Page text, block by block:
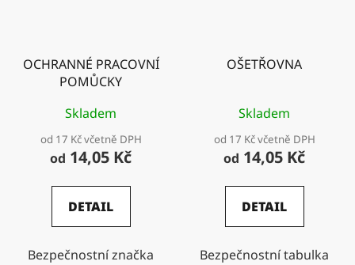
OCHRANNÉ PRACOVNÍ
POMŮCKY
Skladem
od 17 Kč včetně DPH
od 14,05 Kč
DETAIL
Bezpečnostní značka
OŠETŘOVNA
Skladem
od 17 Kč včetně DPH
od 14,05 Kč
DETAIL
Bezpečnostní tabulka